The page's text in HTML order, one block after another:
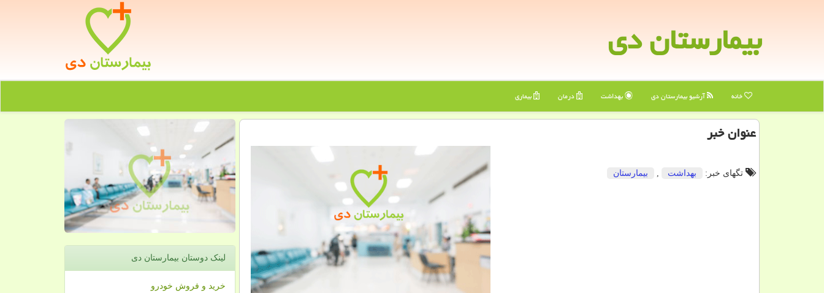
بیمارستان دی
خانه آرشیو بیمارستان دی بهداشت درمان بیماری
عنوان خبر
تگهای خبر: بهداشت , بیمارستان
لینک دوستان بیمارستان دی
خرید و فروش خودرو